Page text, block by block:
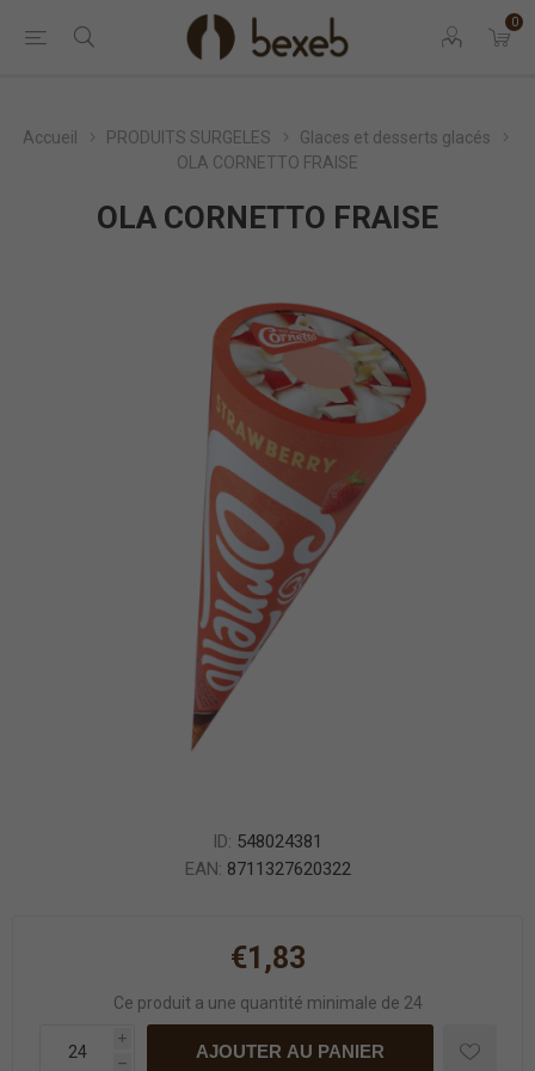
0
Accueil PRODUITS SURGELES
Glaces et desserts glacés
OLA CORNETTO FRAISE
OLA CORNETTO FRAISE
ID: 548024381
EAN: 8711327620322
€1,83
Ce produit a une quantité minimale de 24
i
h
AJOUTER AU PANIER